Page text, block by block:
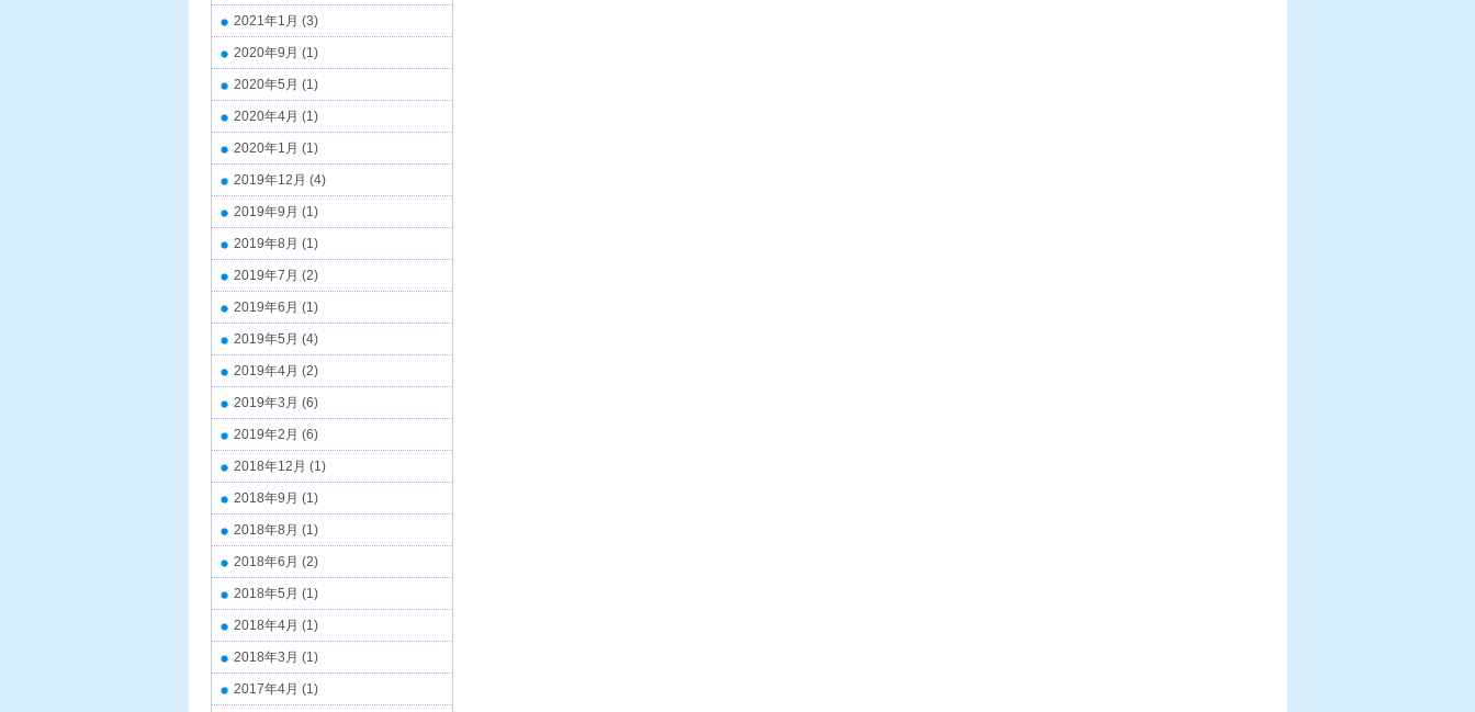
2021年1月 (3)
2020年9月 (1)
2020年5月 (1)
2020年4月 (1)
2020年1月 (1)
2019年12月 (4)
2019年9月 (1)
2019年8月 (1)
2019年7月 (2)
2019年6月 (1)
2019年5月 (4)
2019年4月 (2)
2019年3月 (6)
2019年2月 (6)
2018年12月 (1)
2018年9月 (1)
2018年8月 (1)
2018年6月 (2)
2018年5月 (1)
2018年4月 (1)
2018年3月 (1)
2017年4月 (1)